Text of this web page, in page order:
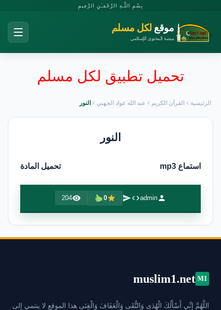
بِسْمِ اللَّـهِ الرَّحْمَـٰنِ الرَّحِيمِ
موقع لكل مسلم
منصة المحتوى الإسلامي
تحميل تطبيق لكل مسلم
الرئيسية القرأن الكريم عبد الله عواد الجهني النور
النور
استماع mp3 تحميل المادة
admin
0
204
M1
muslim1.net
اللَّهُمَّ إِنِّي أَسْأَلُكَ الْهُدَى وَالتُّقَى وَالْعَفَافَ وَالْغِنَى هذا الموقع لا ينتمي إلى